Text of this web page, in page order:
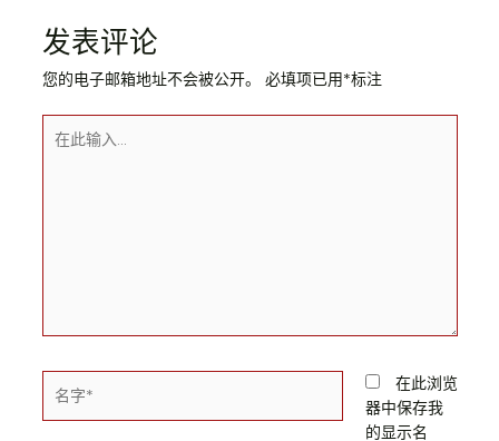
发表评论
您的电子邮箱地址不会被公开。 必填项已用*标注
在此浏览
器中保存我
的显示名